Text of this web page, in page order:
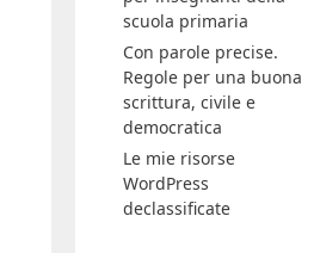
scuola primaria
Con parole precise.
Regole per una buona
scrittura, civile e
democratica
Le mie risorse
WordPress
declassificate